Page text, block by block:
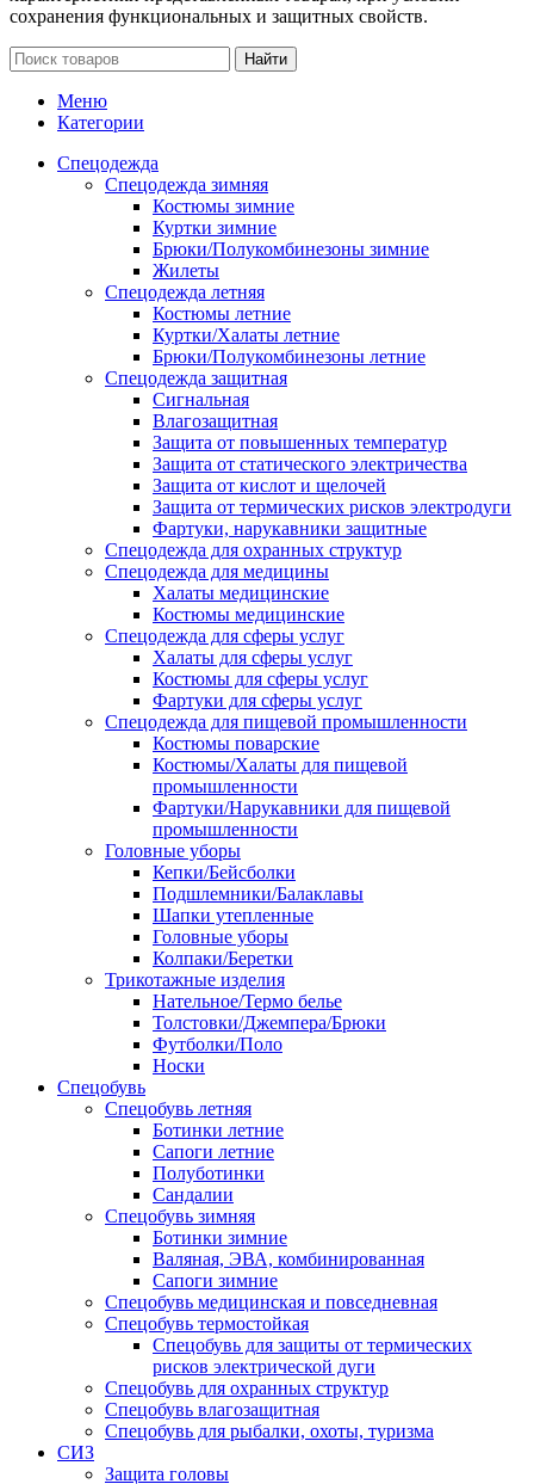
сохранения функциональных и защитных свойств.
Найти
Меню
Категории
Спецодежда
Спецодежда зимняя
Костюмы зимние
Куртки зимние
Брюки/Полукомбинезоны зимние
Жилеты
Спецодежда летняя
Костюмы летние
Куртки/Халаты летние
Брюки/Полукомбинезоны летние
Спецодежда защитная
Сигнальная
Влагозащитная
Защита от повышенных температур
Защита от статического электричества
Защита от кислот и щелочей
Защита от термических рисков электродуги
Фартуки, нарукавники защитные
Спецодежда для охранных структур
Спецодежда для медицины
Халаты медицинские
Костюмы медицинские
Спецодежда для сферы услуг
Халаты для сферы услуг
Костюмы для сферы услуг
Фартуки для сферы услуг
Спецодежда для пищевой промышленности
Костюмы поварские
Костюмы/Халаты для пищевой
промышленности
Фартуки/Нарукавники для пищевой
промышленности
Головные уборы
Кепки/Бейсболки
Подшлемники/Балаклавы
Шапки утепленные
Головные уборы
Колпаки/Беретки
Трикотажные изделия
Нательное/Термо белье
Толстовки/Джемпера/Брюки
Футболки/Поло
Носки
Спецобувь
Спецобувь летняя
Ботинки летние
Сапоги летние
Полуботинки
Сандалии
Спецобувь зимняя
Ботинки зимние
Валяная, ЭВА, комбинированная
Сапоги зимние
Спецобувь медицинская и повседневная
Спецобувь термостойкая
Спецобувь для защиты от термических
рисков электрической дуги
Спецобувь для охранных структур
Спецобувь влагозащитная
Спецобувь для рыбалки, охоты, туризма
СИЗ
Защита головы